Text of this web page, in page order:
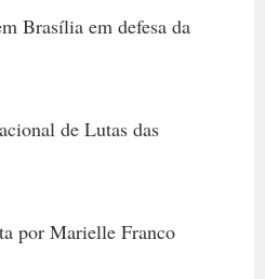
Brasília em defesa da
de Lutas das
por Marielle Franco